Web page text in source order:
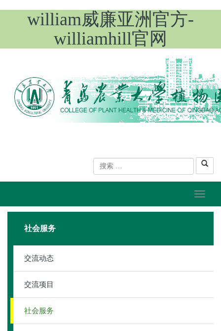
william威廉亚洲官方-
williamhill官网
社会服务
交流动态
交流项目
社会服务